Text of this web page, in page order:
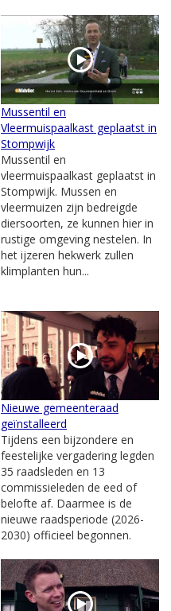
Mussentil en
Vleermuispaalkast geplaatst in
Stompwijk
Mussentil en
vleermuispaalkast geplaatst in
Stompwijk. Mussen en
vleermuizen zijn bedreigde
diersoorten, ze kunnen hier in
rustige omgeving nestelen. In
het ijzeren hekwerk zullen
klimplanten hun...
Nieuwe gemeenteraad
geïnstalleerd
Tijdens een bijzondere en
feestelijke vergadering legden
35 raadsleden en 13
commissieleden de eed of
belofte af. Daarmee is de
nieuwe raadsperiode (2026-
2030) officieel begonnen.